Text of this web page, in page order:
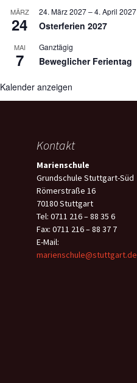
MÄRZ
24
24. März 2027–4. April 2027
Osterferien 2027
MAI
7
Ganztägig
Beweglicher Ferientag
Kalender anzeigen
Kontakt
Marienschule
Grundschule Stuttgart-Süd
Römerstraße 16
70180 Stuttgart
Tel: 0711 216 – 88 35 6
Fax: 0711 216 – 88 37 7
E-Mail:
marienschule@stuttgart.de